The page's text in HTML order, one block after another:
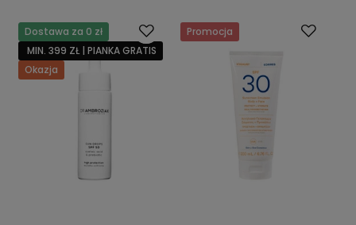
Dostawa za 0 zł
MIN. 399 ZŁ | PIANKA GRATIS
Okazja
Promocja